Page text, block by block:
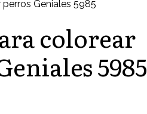
Geniales 5985
colorear
5985